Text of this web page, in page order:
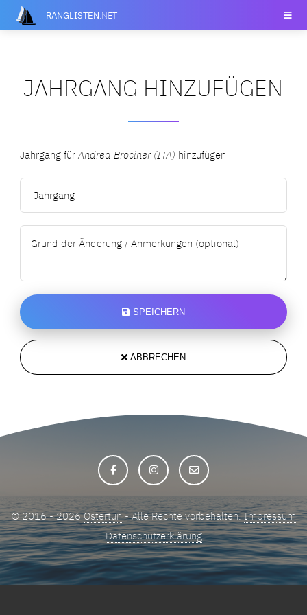
RANGLISTEN.NET
JAHRGANG HINZUFÜGEN
Jahrgang fürAndrea Brociner (ITA) hinzufügen
SPEICHERN
ABBRECHEN
© 2016 - 2026Ostertun- Alle Rechte vorbehalten.Impressum
Datenschutzerklärung